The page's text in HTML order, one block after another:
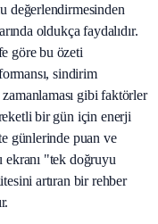
değerlendirmesinden
oldukça faydalıdır.
göre bu özeti
sindirim
gibi faktörler
bir gün için enerji
günlerinde puan ve
ekranı "tek doğruyu
artıran bir rehber